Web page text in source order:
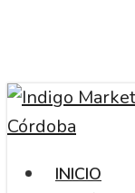
main
content
Menu
INICIO